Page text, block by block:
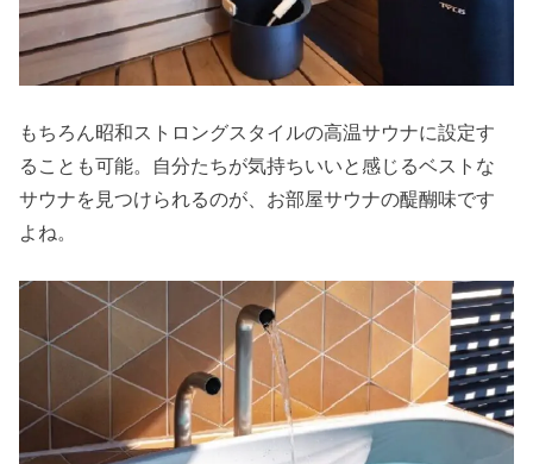
もちろん昭和ストロングスタイルの高温サウナに設定す
ることも可能。自分たちが気持ちいいと感じるベストな
サウナを見つけられるのが、お部屋サウナの醍醐味です
よね。